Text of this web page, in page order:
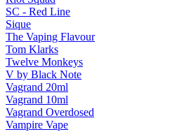
SC - Red Line
Sique
The Vaping Flavour
Tom Klarks
Twelve Monkeys
V by Black Note
Vagrand 20ml
Vagrand 10ml
Vagrand Overdosed
Vampire Vape